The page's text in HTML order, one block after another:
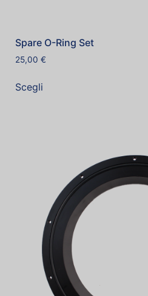
Spare O-Ring Set
25,00 €
Scegli